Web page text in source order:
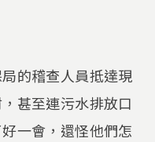
的稽查人員抵達現
甚至連污水排放口
一會，還怪他們怎